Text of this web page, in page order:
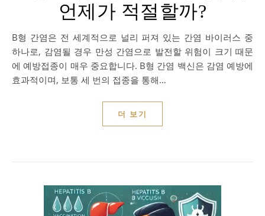
언제가 적절할까?
B형 간염은 전 세계적으로 널리 퍼져 있는 간염 바이러스 중
하나로, 감염될 경우 만성 간염으로 발전할 위험이 크기 때문
에 예방접종이 매우 중요합니다. B형 간염 백신은 감염 예방에
효과적이며, 보통 세 번의 접종을 통해…
더 보기